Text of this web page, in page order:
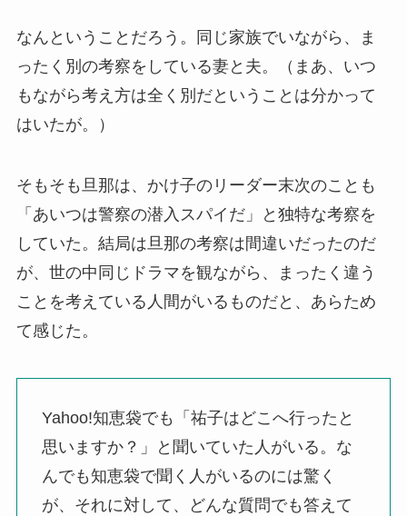
なんということだろう。同じ家族でいながら、ま
ったく別の考察をしている妻と夫。（まあ、いつ
もながら考え方は全く別だということは分かって
はいたが。）
そもそも旦那は、かけ子のリーダー末次のことも
「あいつは警察の潜入スパイだ」と独特な考察を
していた。結局は旦那の考察は間違いだったのだ
が、世の中同じドラマを観ながら、まったく違う
ことを考えている人間がいるものだと、あらため
て感じた。
Yahoo!知恵袋でも「祐子はどこへ行ったと
思いますか？」と聞いていた人がいる。な
んでも知恵袋で聞く人がいるのには驚く
が、それに対して、どんな質問でも答えて